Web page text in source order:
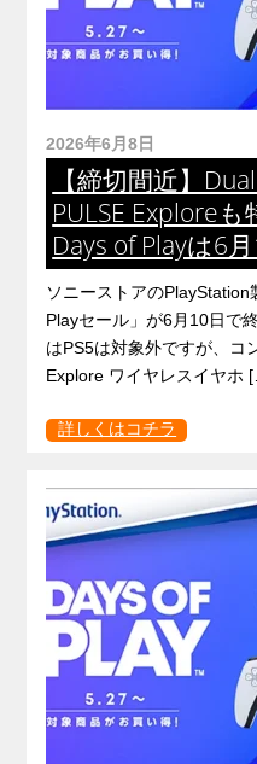
2026年6月8日
【締切間近】
PULSE Explore
Days of Playは6
ソニーストアの
Playセール」が6月10日で
はPS5は対象外ですが、コ
Explore ワイヤレスイヤホ
詳しくはコチラ